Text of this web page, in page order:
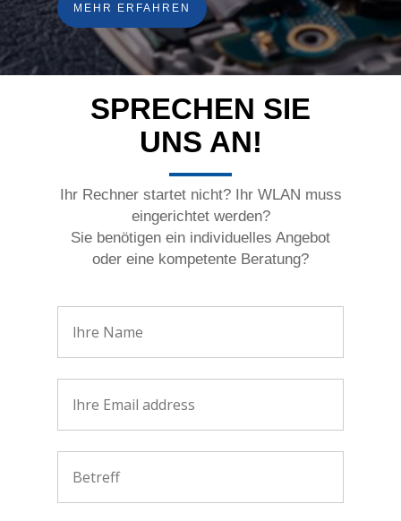
MEHR ERFAHREN
SPRECHEN SIE
UNS AN!
Ihr Rechner startet nicht? Ihr WLAN muss
eingerichtet werden?
Sie benötigen ein individuelles Angebot
oder eine kompetente Beratung?